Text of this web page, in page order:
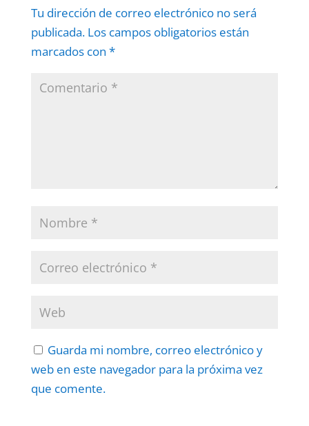
Tu dirección de correo electrónico no será
publicada. Los campos obligatorios están
marcados con *
Guarda mi nombre, correo electrónico y
web en este navegador para la próxima vez
que comente.